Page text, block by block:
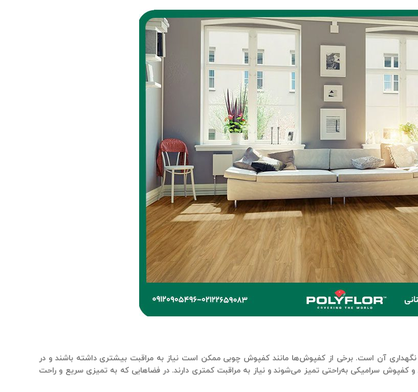
آن است. برخی از کفپوش‌ها مانند کفپوش چوبی ممکن است نیاز به مراقبت بیشتری داشته باشند و در
وکفپوش سرامیکی به‌راحتی تمیز می‌شوند و نیاز به مراقبت کمتری دارند. در فضاهایی که به تمیزی سریع و راحت